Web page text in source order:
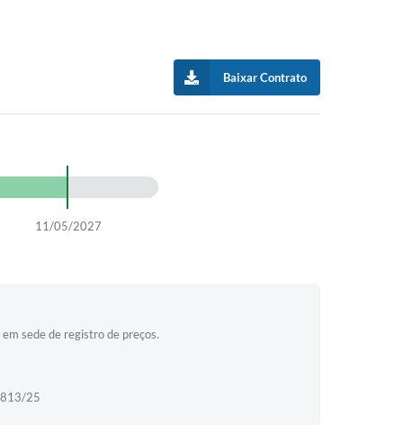
Baixar Contrato
11/05/2027
sede de registro de preços.
25